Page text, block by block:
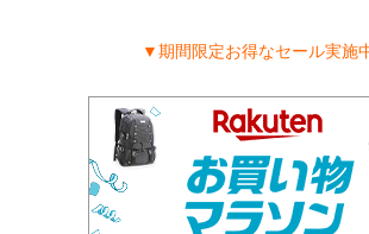
▼期間限定お得なセール実施